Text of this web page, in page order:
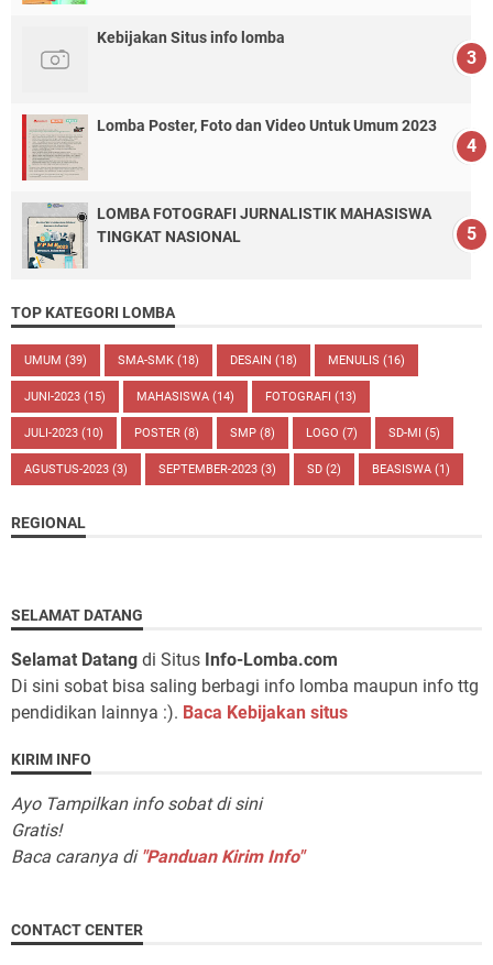
Kebijakan Situs info lomba
Lomba Poster, Foto dan Video Untuk Umum 2023
LOMBA FOTOGRAFI JURNALISTIK MAHASISWA
TINGKAT NASIONAL
TOP KATEGORI LOMBA
UMUM (39) SMA-SMK (18) DESAIN (18) MENULIS (16)
JUNI-2023 (15) MAHASISWA (14) FOTOGRAFI (13)
JULI-2023 (10) POSTER (8) SMP (8) LOGO (7) SD-MI (5)
AGUSTUS-2023 (3) SEPTEMBER-2023 (3) SD (2) BEASISWA (1)
REGIONAL
SELAMAT DATANG
Selamat Datang di Situs Info-Lomba.com
Di sini sobat bisa saling berbagi info lomba maupun info ttg
pendidikan lainnya :). Baca Kebijakan situs
KIRIM INFO
Ayo Tampilkan info sobat di sini
Gratis!
Baca caranya di "Panduan Kirim Info"
CONTACT CENTER